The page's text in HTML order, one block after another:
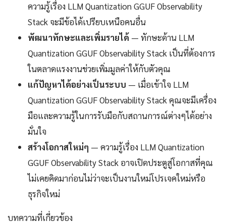
ความรู้เรื่อง LLM Quantization GGUF Observability
Stack จะมีข้อได้เปรียบเหนือคนอื่น
พัฒนาทักษะและเพิ่มรายได้ — ทักษะด้าน LLM
Quantization GGUF Observability Stack เป็นที่ต้องการ
ในตลาดแรงงานช่วยเพิ่มมูลค่าให้กับตัวคุณ
แก้ปัญหาได้อย่างเป็นระบบ — เมื่อเข้าใจ LLM
Quantization GGUF Observability Stack คุณจะมีเครื่อง
มือและความรู้ในการรับมือกับสถานการณ์ต่างๆได้อย่าง
มั่นใจ
สร้างโอกาสใหม่ๆ — ความรู้เรื่อง LLM Quantization
GGUF Observability Stack อาจเปิดประตูสู่โอกาสที่คุณ
ไม่เคยคิดมาก่อนไม่ว่าจะเป็นงานใหม่โปรเจคใหม่หรือ
ธุรกิจใหม่
บทความที่เกี่ยวข้อง